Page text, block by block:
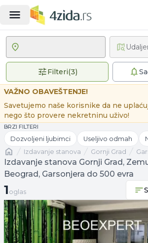
Filteri(3)3 primenjena filtera
VAŽNO OBAVEŠTENJE!
Savetujemo naše korisnike da ne
nego što provere nekretninu uživo!
BRZI FILTERI
Dozvoljeni ljubimci Useljivo odmah
Naslovnaizdavanje stanova Gornji Grad
Izdavanje stanova Gornji Grad,
Beograd, Garsonjera do 500 evra
1 oglas
1 oglas